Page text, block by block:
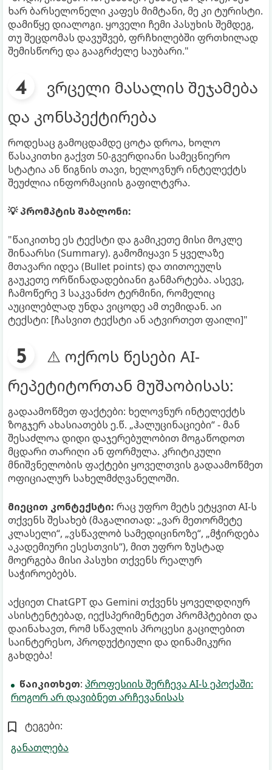
ხარ ბარსელონელი კაფეს მიმტანი, მე კი ტურისტი.
დამიწყე დიალოგი. ყოველი ჩემი პასუხის შემდეგ,
თუ შეცდომას დავუშვებ, ფრჩხილებში ფრთხილად
შემისწორე და გააგრძელე საუბარი."
ვრცელი მასალის შეჯამება
და კონსპექტირება
როდესაც გამოცდამდე ცოტა დროა, ხოლო
წასაკითხი გაქვთ 50-გვერდიანი სამეცნიერო
სტატია ან წიგნის თავი, ხელოვნურ ინტელექტს
შეუძლია ინფორმაციის გაფილტვრა.
💡 პრომპტის შაბლონი:
"წაიკითხე ეს ტექსტი და გამიკეთე მისი მოკლე
შინაარსი (Summary). გამომიყავი 5 ყველაზე
მთავარი იდეა (Bullet points) და თითოეულს
გაუკეთე ორწინადადებიანი განმარტება. ასევე,
ჩამოწერე 3 საკვანძო ტერმინი, რომელიც
აუცილებლად უნდა ვიცოდე ამ თემიდან. აი
ტექსტი: [ჩასვით ტექსტი ან ატვირთეთ ფაილი]"
⚠️ ოქროს წესები AI-
რეპეტიტორთან მუშაობისას:
გადაამოწმეთ ფაქტები: ხელოვნურ ინტელექტს
ზოგჯერ ახასიათებს ე.წ. „ჰალუცინაციები“ - მან
შესაძლოა დიდი დაჯერებულობით მოგაწოდოთ
მცდარი თარიღი ან ფორმულა. კრიტიკული
მნიშვნელობის ფაქტები ყოველთვის გადაამოწმეთ
ოფიციალურ სახელმძღვანელოში.
მიეცით კონტექსტი: რაც უფრო მეტს ეტყვით AI-ს
თქვენს შესახებ (მაგალითად: „ვარ მეთორმეტე
კლასელი“, „ვსწავლობ სამედიცინოზე“, „მჭირდება
აკადემიური ესესთვის“), მით უფრო ზუსტად
მოერგება მისი პასუხი თქვენს რეალურ
საჭიროებებს.
აქციეთ ChatGPT და Gemini თქვენს ყოველდღიურ
ასისტენტებად, იექსპერიმენტეთ პრომპტებით და
დაინახავთ, რომ სწავლის პროცესი გაცილებით
საინტერესო, პროდუქტიული და დინამიკური
გახდება!
წაიკითხეთ: პროფესიის შერჩევა AI-ს ეპოქაში:
როგორ არ დავიბნეთ არჩევანისას
ტეგები:
განათლება